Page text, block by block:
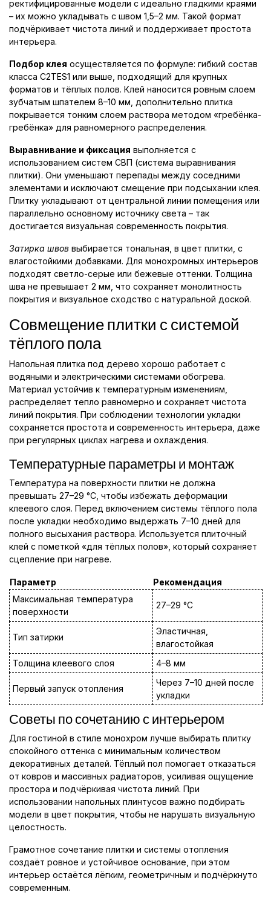
ректифицированные модели с идеально гладкими краями
– их можно укладывать с швом 1,5–2 мм. Такой формат
подчёркивает чистота линий и поддерживает простота
интерьера.
Подбор клея осуществляется по формуле: гибкий состав
класса C2TES1 или выше, подходящий для крупных
форматов и тёплых полов. Клей наносится ровным слоем
зубчатым шпателем 8–10 мм, дополнительно плитка
покрывается тонким слоем раствора методом «гребёнка-
гребёнка» для равномерного распределения.
Выравнивание и фиксация выполняется с
использованием систем СВП (система выравнивания
плитки). Они уменьшают перепады между соседними
элементами и исключают смещение при подсыхании клея.
Плитку укладывают от центральной линии помещения или
параллельно основному источнику света – так
достигается визуальная современность покрытия.
Затирка швов выбирается тональная, в цвет плитки, с
влагостойкими добавками. Для монохромных интерьеров
подходят светло-серые или бежевые оттенки. Толщина
шва не превышает 2 мм, что сохраняет монолитность
покрытия и визуальное сходство с натуральной доской.
Совмещение плитки с системой
тёплого пола
Напольная плитка под дерево хорошо работает с
водяными и электрическими системами обогрева.
Материал устойчив к температурным изменениям,
распределяет тепло равномерно и сохраняет чистота
линий покрытия. При соблюдении технологии укладки
сохраняется простота и современность интерьера, даже
при регулярных циклах нагрева и охлаждения.
Температурные параметры и монтаж
Температура на поверхности плитки не должна
превышать 27–29 °C, чтобы избежать деформации
клеевого слоя. Перед включением системы тёплого пола
после укладки необходимо выдержать 7–10 дней для
полного высыхания раствора. Используется плиточный
клей с пометкой «для тёплых полов», который сохраняет
сцепление при нагреве.
Параметр
Рекомендация
Максимальная температура
поверхности
27–29 °C
Тип затирки
Эластичная,
влагостойкая
Толщина клеевого слоя
4–8 мм
Первый запуск отопления
Через 7–10 дней после
укладки
Советы по сочетанию с интерьером
Для гостиной в стиле монохром лучше выбирать плитку
спокойного оттенка с минимальным количеством
декоративных деталей. Тёплый пол помогает отказаться
от ковров и массивных радиаторов, усиливая ощущение
простора и подчёркивая чистота линий. При
использовании напольных плинтусов важно подбирать
модели в цвет покрытия, чтобы не нарушать визуальную
целостность.
Грамотное сочетание плитки и системы отопления
создаёт ровное и устойчивое основание, при этом
интерьер остаётся лёгким, геометричным и подчёркнуто
современным.